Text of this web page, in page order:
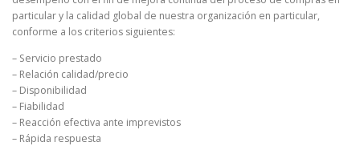
particular y la calidad global de nuestra organización en particular,
conforme a los criterios siguientes:
– Servicio prestado
– Relación calidad/precio
– Disponibilidad
– Fiabilidad
– Reacción efectiva ante imprevistos
– Rápida respuesta